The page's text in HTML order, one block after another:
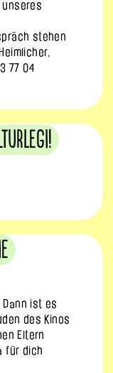
unseres
stehen
77 04
ist es
des Kinos
Eltern
für dich